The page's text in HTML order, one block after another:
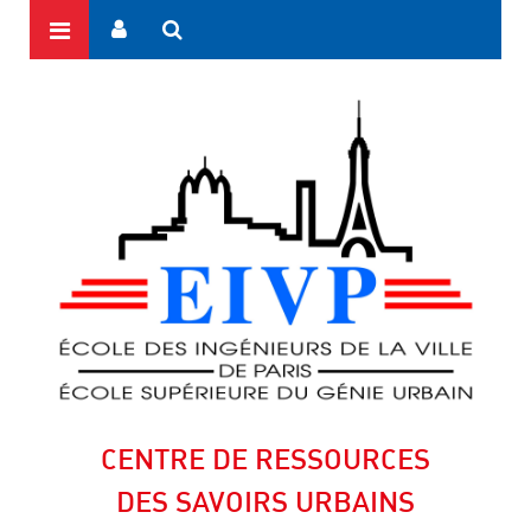
CENTRE DE RESSOURCES
DES SAVOIRS URBAINS